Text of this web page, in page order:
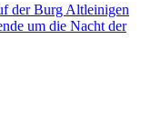
der Burg Altleinigen
um die Nacht der